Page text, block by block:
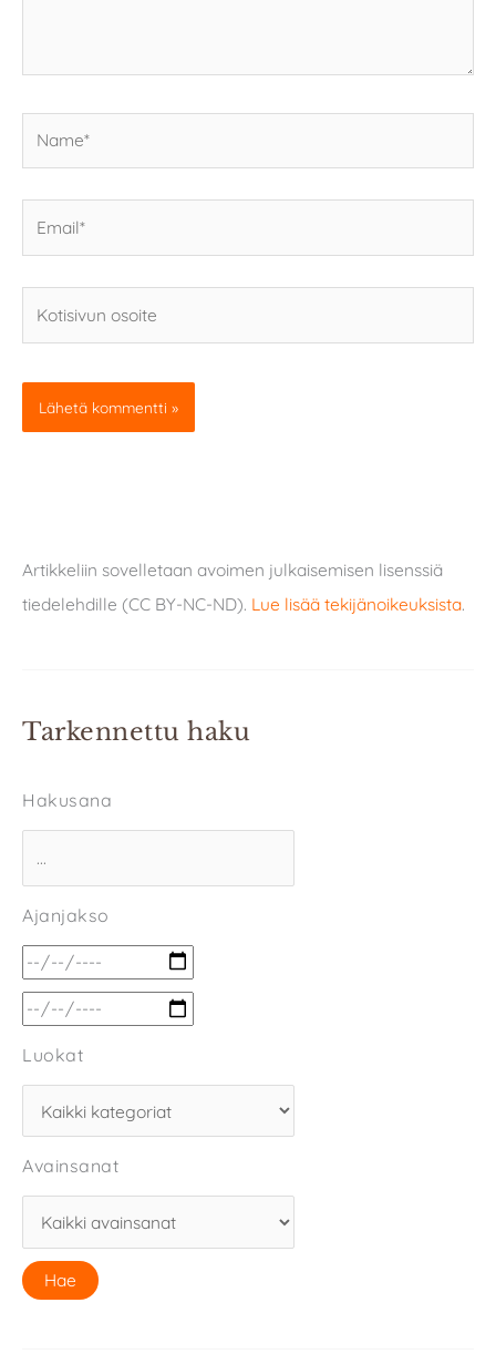
osoite
Artikkeliin sovelletaan avoimen julkaisemisen lisenssiä
tiedelehdille (CC BY-NC-ND). Lue lisää tekijänoikeuksista.
Tarkennettu haku
Hakusana
Ajanjakso
Luokat
Avainsanat